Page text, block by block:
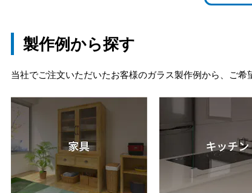
製作例から探す
当社でご注文いただいたお客様のガラス製作例から、ご希